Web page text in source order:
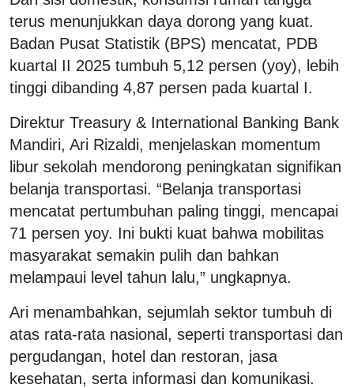
terus menunjukkan daya dorong yang kuat.
Badan Pusat Statistik (BPS) mencatat, PDB
kuartal II 2025 tumbuh 5,12 persen (yoy), lebih
tinggi dibanding 4,87 persen pada kuartal I.
Direktur Treasury & International Banking Bank
Mandiri, Ari Rizaldi, menjelaskan momentum
libur sekolah mendorong peningkatan signifikan
belanja transportasi. “Belanja transportasi
mencatat pertumbuhan paling tinggi, mencapai
71 persen yoy. Ini bukti kuat bahwa mobilitas
masyarakat semakin pulih dan bahkan
melampaui level tahun lalu,” ungkapnya.
Ari menambahkan, sejumlah sektor tumbuh di
atas rata-rata nasional, seperti transportasi dan
pergudangan, hotel dan restoran, jasa
kesehatan, serta informasi dan komunikasi.